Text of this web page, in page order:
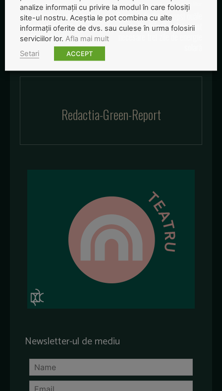
Articolul precedent
Patru tipuri de vase în care
să gătești dacă ții la
sănătatea ta
Articolul următor
Pentru a fierbe şi vopsi ouăle
de Paşti în România sunt
Redactia-Green-Report
Newsletter-ul de mediu
analize informații cu privire la modul în care folosiți
site-ul nostru. Aceștia le pot combina cu alte
informații oferite de dvs. sau culese în urma folosirii
serviciilor lor. Afla mai mult
Setari
ACCEPT